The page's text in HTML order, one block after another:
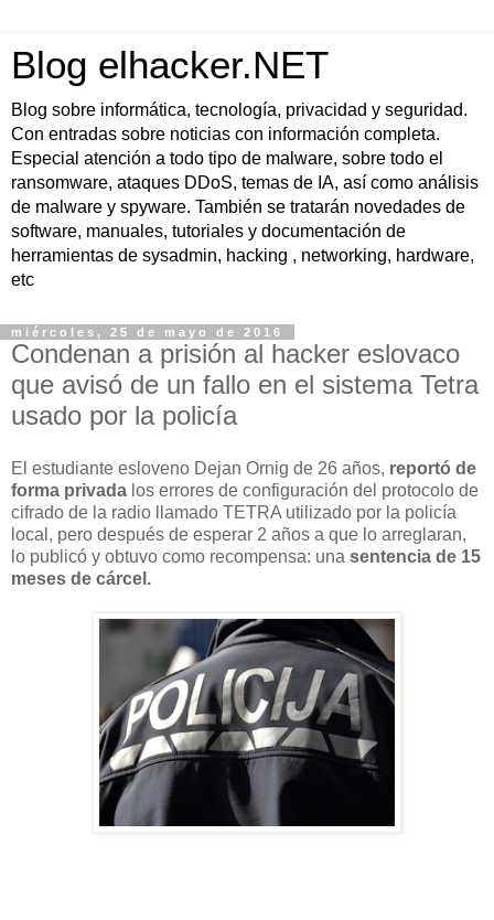
Blog elhacker.NET
Blog sobre informática, tecnología, privacidad y seguridad.
Con entradas sobre noticias con información completa.
Especial atención a todo tipo de malware, sobre todo el
ransomware, ataques DDoS, temas de IA, así como análisis
de malware y spyware. También se tratarán novedades de
software, manuales, tutoriales y documentación de
herramientas de sysadmin, hacking , networking, hardware,
etc
miércoles, 25 de mayo de 2016
Condenan a prisión al hacker eslovaco
que avisó de un fallo en el sistema Tetra
usado por la policía
El estudiante esloveno Dejan Ornig de 26 años, reportó de
forma privada los errores de configuración del protocolo de
cifrado de la radio llamado TETRA utilizado por la policía
local, pero después de esperar 2 años a que lo arreglaran,
lo publicó y obtuvo como recompensa: una sentencia de 15
meses de cárcel.